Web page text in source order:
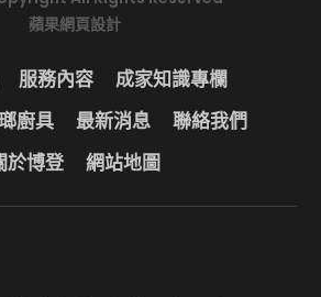
蘋果網頁設計
服務內容
成家知識專欄
廚具
最新消息
聯絡我們
於博登
網站地圖